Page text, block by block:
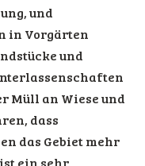
und
in Vorgärten
und
Müll an Wiese und
dass
das Gebiet mehr
ein sehr